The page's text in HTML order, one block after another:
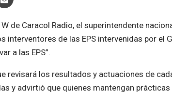
de Caracol Radio, el superintendente
interventores de las EPS intervenidas por el
a las EPS”.
revisará los resultados y actuaciones de
y advirtió que quienes mantengan